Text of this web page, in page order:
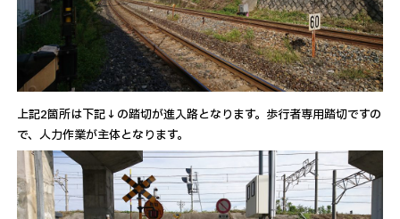
上記2箇所は下記↓の踏切が進入路となります。歩行者専用踏切ですの
で、人力作業が主体となります。